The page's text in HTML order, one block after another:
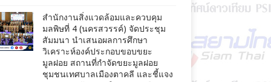
สำนักงานสิ่งแวดล้อมและควบคุม
มลพิษที่ 4 (นครสวรรค์) จัดประชุม
สัมมนา นำเสนอผลการศึกษา
วิเคราะห์องค์ประกอบขอบขยะ
มูลฝอย สถานที่กำจัดขยะมูลฝอย
ชุมชนเทศบาลเมืองตาคลี และชี้แจง